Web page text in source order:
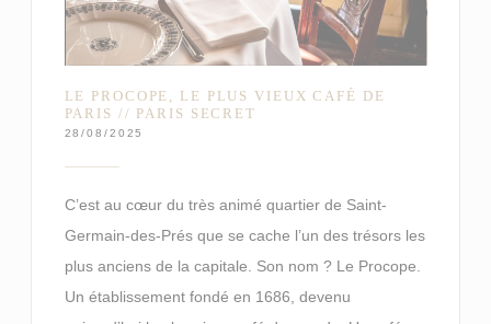
LE PROCOPE, LE PLUS VIEUX CAFÉ DE
PARIS // PARIS SECRET
28/08/2025
C’est au cœur du très animé quartier de Saint-
Germain-des-Prés que se cache l’un des trésors les
plus anciens de la capitale. Son nom ? Le Procope.
Un établissement fondé en 1686, devenu